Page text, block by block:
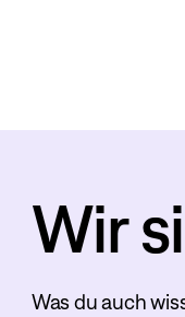
Wir
Was du auch